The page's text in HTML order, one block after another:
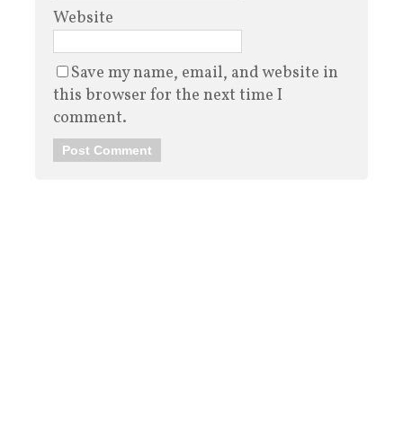
Website
Save my name, email, and website in
this browser for the next time I
comment.